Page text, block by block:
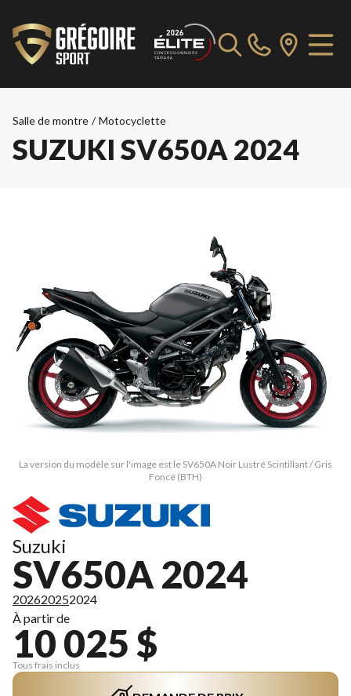
Salle de montre / Motocyclette
SUZUKI SV650A 2024
La version du modèle sur l'image est le SV650A Noir Lustré Scintillant / Gris
Foncé (BTH)
Suzuki
SV650A 2024
202620252024
À partir de
10 025 $
Tous frais inclus